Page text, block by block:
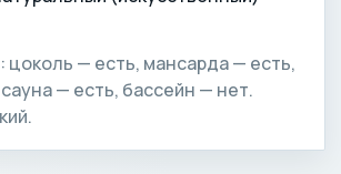
— есть, мансарда — есть,
— есть, бассейн — нет.